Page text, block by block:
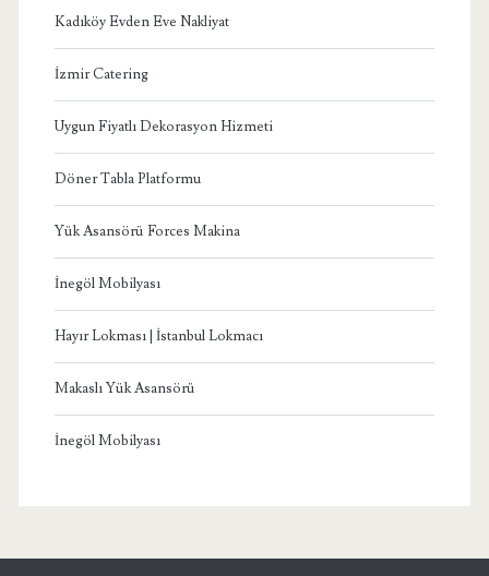
Kadıköy Evden Eve Nakliyat
İzmir Catering
Uygun Fiyatlı Dekorasyon Hizmeti
Döner Tabla Platformu
Yük Asansörü Forces Makina
İnegöl Mobilyası
Hayır Lokması | İstanbul Lokmacı
Makaslı Yük Asansörü
İnegöl Mobilyası